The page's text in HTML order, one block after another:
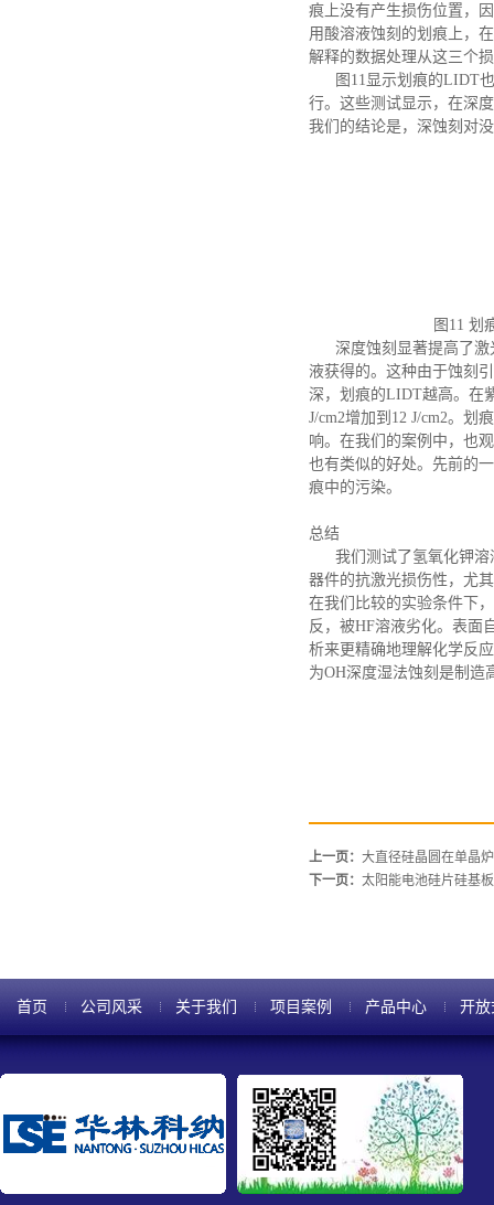
痕上没有产生损伤位置，
用酸溶液蚀刻的划痕上，
解释的数据处理从这三个
图 11显示划痕的LIDT
行。这些测试显示，在深
我们的结论是，深蚀刻对
图 11 划
深度蚀刻显著提高了激
液获得的。这种由于蚀刻
深，划痕的LIDT越高。在
J/cm2增加到12 J/cm2。划
响。在我们的案例中，也
也有类似的好处。先前的
痕中的污染。
总结
我们测试了氢氧化钾溶
器件的抗激光损伤性，尤
在我们比较的实验条件下
反，被HF溶液劣化。表面
析来更精确地理解化学反
为OH深度湿法蚀刻是制造
上一页： 大直径硅晶圆在单晶
下一页： 太阳能电池硅片硅基
首页 公司风采 关于我们 项目案例 产品中心 开放